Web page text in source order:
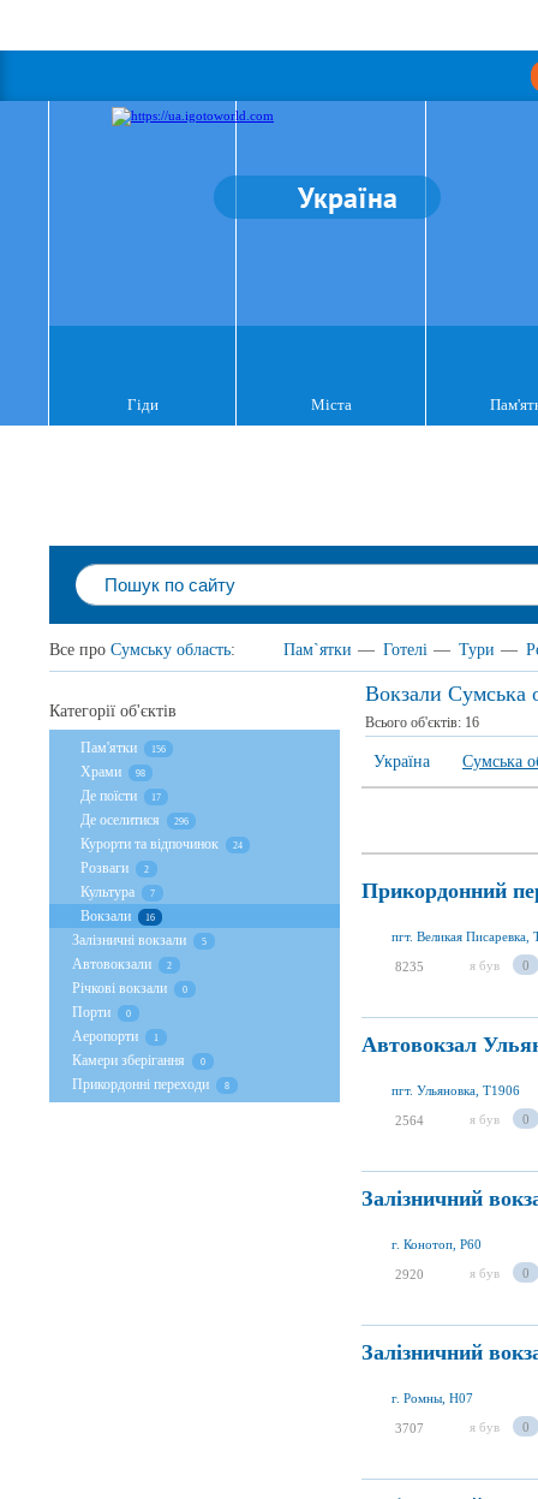
Україна
Гіди Міста
Все про Сумську область: Пам`ятки — Готелі — Тури —
Вокзали Сумська
Всього об'єктів: 16
Україна Сумська
Прикордонний
пгт. Великая Писаревка,
8235 я був 0
Автовокзал
пгт. Ульяновка, T1906
2564 я був 0
Залізничний
г. Конотоп, P60
2920 я був 0
Залізничний
г. Ромны, H07
3707 я був 0
Категорії об'єктів
Пам'ятки 156
Храми 98
Де поїсти 17
Де оселитися 296
Курорти та відпочинок 24
Розваги 2
Культура 7
Вокзали 16
Залізничні вокзали 5
Автовокзали 2
Річкові вокзали 0
Порти 0
Аеропорти 1
Камери зберігання 0
Прикордонні переходи 8